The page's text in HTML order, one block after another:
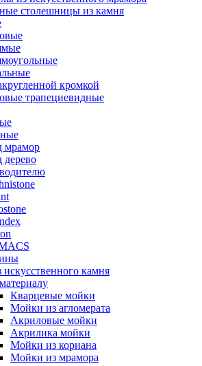
столешницы из камня
кромкой
трапециевидные
мрамор
дерево
камня
Кварцевые мойки
Мойки из агломерата
Акриловые мойки
Акрилика мойки
Мойки из кориана
Мойки из мрамора